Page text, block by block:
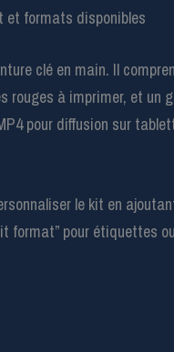
et formats disponibles
clé en main. Il
à imprimer, et
pour diffusion sur
le kit en
pour étiquettes